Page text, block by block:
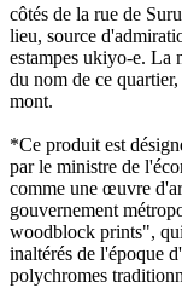
côtés de la rue de
lieu, source
estampes ukiyo-e. La
du nom de ce
mont.
*Ce produit est
par le ministre de
comme une œuvre
gouvernement
woodblock prints",
inaltérés de l'époque
polychromes